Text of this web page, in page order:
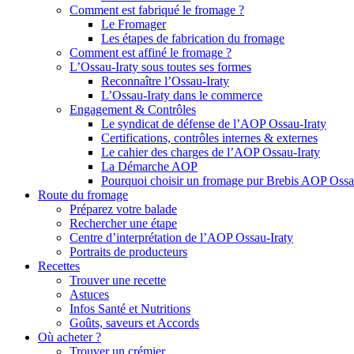
Comment est fabriqué le fromage ?
Le Fromager
Les étapes de fabrication du fromage
Comment est affiné le fromage ?
L’Ossau-Iraty sous toutes ses formes
Reconnaître l’Ossau-Iraty
L’Ossau-Iraty dans le commerce
Engagement & Contrôles
Le syndicat de défense de l’AOP Ossau-Iraty
Certifications, contrôles internes & externes
Le cahier des charges de l’AOP Ossau-Iraty
La Démarche AOP
Pourquoi choisir un fromage pur Brebis AOP
Route du fromage
Préparez votre balade
Rechercher une étape
Centre d’interprétation de l’AOP Ossau-Iraty
Portraits de producteurs
Recettes
Trouver une recette
Astuces
Infos Santé et Nutritions
Goûts, saveurs et Accords
Où acheter ?
Trouver un crémier